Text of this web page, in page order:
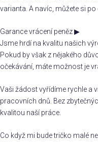
varianta. A navíc, můžete si po
Garance vrácení peněz▶
Jsme hrdí na kvalitu našich
Pokud by však z nějakého
očekávání, máte možnost je
Vaši žádost vyřídíme rychle a
pracovních dnů. Bez
kvalitou naší práce.
Co když mi bude tričko malé